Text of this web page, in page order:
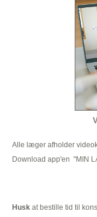
Alle læger afholder
Download app'en "MIN
Husk at bestille tid til